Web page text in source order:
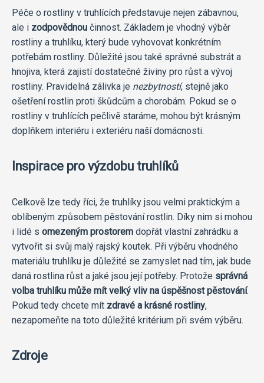
Péče o rostliny v truhlících představuje nejen zábavnou,
ale i zodpovědnou činnost. Základem je vhodný výběr
rostliny a truhlíku, který bude vyhovovat konkrétním
potřebám rostliny. Důležité jsou také správné substrát a
hnojiva, která zajistí dostatečné živiny pro růst a vývoj
rostliny. Pravidelná zálivka je nezbytností, stejně jako
ošetření rostlin proti škůdcům a chorobám. Pokud se o
rostliny v truhlících pečlivě staráme, mohou být krásným
doplňkem interiéru i exteriéru naší domácnosti.
Inspirace pro výzdobu truhlíků
Celkově lze tedy říci, že truhlíky jsou velmi praktickým a
oblíbeným způsobem pěstování rostlin. Díky nim si mohou
i lidé s omezeným prostorem dopřát vlastní zahrádku a
vytvořit si svůj malý rajský koutek. Při výběru vhodného
materiálu truhlíku je důležité se zamyslet nad tím, jak bude
daná rostlina růst a jaké jsou její potřeby. Protože správná
volba truhlíku může mít velký vliv na úspěšnost pěstování.
Pokud tedy chcete mít zdravé a krásné rostliny,
nezapomeňte na toto důležité kritérium při svém výběru.
Zdroje